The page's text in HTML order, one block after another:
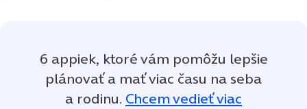
6 appiek, ktoré vám pomôžu lepšie
plánovať a mať viac času na seba
a rodinu. Chcem vedieť viac